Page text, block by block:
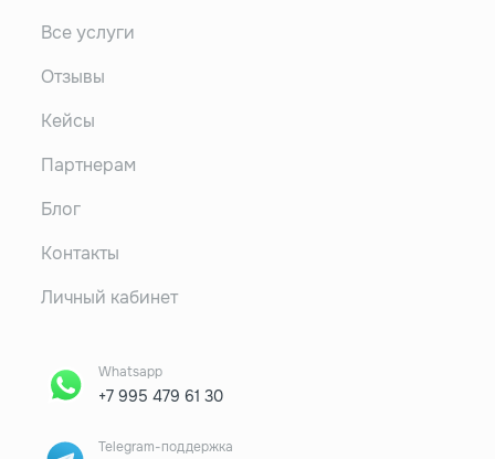
Все услуги
Отзывы
Кейсы
Партнерам
Блог
Контакты
Личный кабинет
Whatsapp
+7 995 479 61 30
Telegram-поддержка